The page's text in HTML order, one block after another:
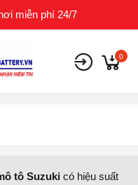
miễn phí 24/7
0
tô Suzuki có hiệu suất